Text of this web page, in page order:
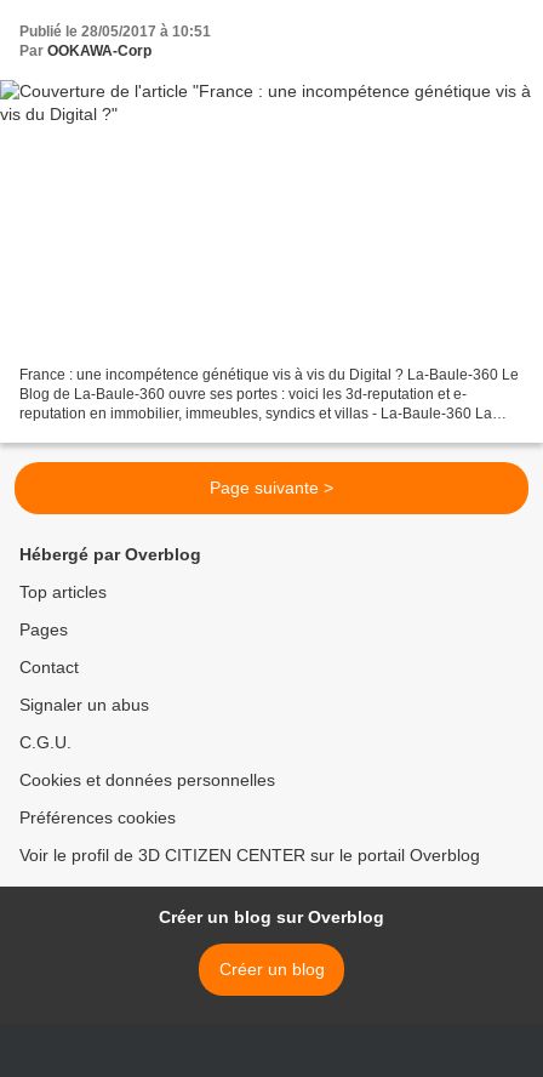
Publié le 28/05/2017 à 10:51
Par OOKAWA-Corp
France : une incompétence génétique vis à vis du Digital ? La-Baule-360 Le
Blog de La-Baule-360 ouvre ses portes : voici les 3d-reputation et e-
reputation en immobilier, immeubles, syndics et villas - La-Baule-360 La
Page suivante >
Hébergé par Overblog
Top articles
Pages
Contact
Signaler un abus
C.G.U.
Cookies et données personnelles
Préférences cookies
Voir le profil de 3D CITIZEN CENTER sur le portail Overblog
Créer un blog sur Overblog
Créer un blog